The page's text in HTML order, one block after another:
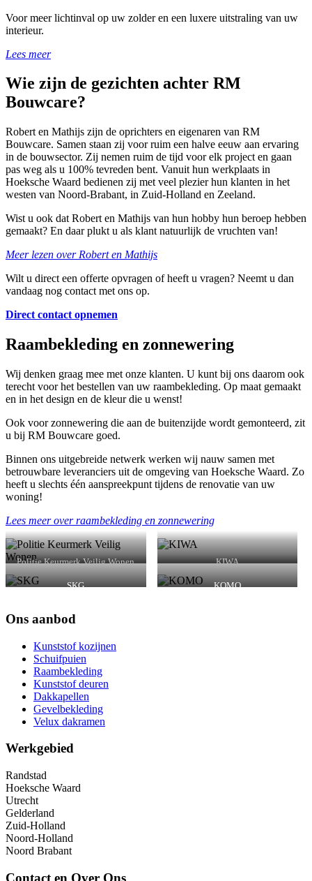
Voor meer lichtinval op uw zolder en een luxere uitstraling van uw
interieur.
Lees meer
Wie zijn de gezichten achter RM
Bouwcare?
Robert en Mathijs zijn de oprichters en eigenaren van RM
Bouwcare. Samen staan zij voor ruim een halve eeuw aan ervaring
in de bouwsector. Zij nemen ruim de tijd voor elk project en gaan
pas weg als u 100% tevreden bent. Vanuit hun werkplaats in
Hoeksche Waard bedienen zij met veel plezier hun klanten in het
westen van Noord-Brabant, in Zuid-Holland en Zeeland.
Wist u ook dat Robert en Mathijs van hun hobby hun beroep hebben
gemaakt? En daar plukt u als klant natuurlijk de vruchten van!
Meer lezen over Robert en Mathijs
Wilt u direct een offerte opvragen of heeft u vragen? Neemt u dan
vandaag nog contact met ons op.
Direct contact opnemen
Raambekleding en zonnewering
Wij denken graag mee met onze klanten. U kunt bij ons daarom ook
terecht voor het bestellen van uw raambekleding. Op maat gemaakt
en in het design en de kleur die u wenst!
Ook voor zonnewering die aan de buitenzijde wordt gemonteerd, zit
u bij RM Bouwcare goed.
Binnen ons uitgebreide netwerk werken wij nauw samen met
betrouwbare leveranciers uit de omgeving van Hoeksche Waard. Zo
heeft u slechts één aanspreekpunt tijdens de renovatie van uw
woning!
Lees meer over raambekleding en zonnewering
Politie Keurmerk Veilig Wonen KIWA
SKG KOMO
Ons aanbod
Kunststof kozijnen
Schuifpuien
Raambekleding
Kunststof deuren
Dakkapellen
Gevelbekleding
Velux dakramen
Werkgebied
Randstad
Hoeksche Waard
Utrecht
Gelderland
Zuid-Holland
Noord-Holland
Noord Brabant
Contact en Over Ons